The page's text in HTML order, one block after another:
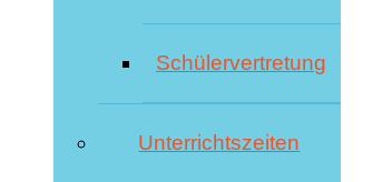
Schülervertretung
Unterrichtszeiten